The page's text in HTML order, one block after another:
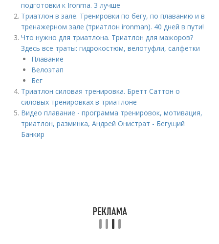
подготовки к Ironma. 3 лучше
Триатлон в зале. Тренировки по бегу, по плаванию и в
тренажерном зале (триатлон ironman). 40 дней в пути!
Что нужно для триатлона. Триатлон для мажоров?
Здесь все траты: гидрокостюм, велотуфли, салфетки
Плавание
Велоэтап
Бег
Триатлон силовая тренировка. Бретт Саттон о
силовых тренировках в триатлоне
Видео плавание - программа тренировок, мотивация,
триатлон, разминка, Андрей Онистрат - Бегущий
Банкир